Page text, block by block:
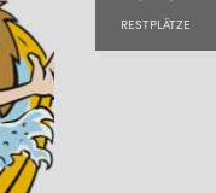
RESTPLÄTZE